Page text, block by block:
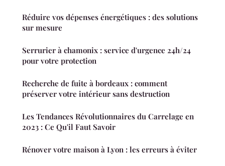
Réduire vos dépenses énergétiques : des solutions
sur mesure
Serrurier à chamonix : service d'urgence 24h/24
pour votre protection
Recherche de fuite à bordeaux : comment
préserver votre intérieur sans destruction
Les Tendances Révolutionnaires du Carrelage en
2023 : Ce Qu'il Faut Savoir
Rénover votre maison à Lyon : les erreurs à éviter